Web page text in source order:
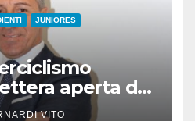
JUNIORES
aperta del
VITO